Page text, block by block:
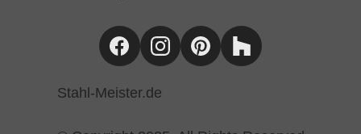
Stahl-Meister.de